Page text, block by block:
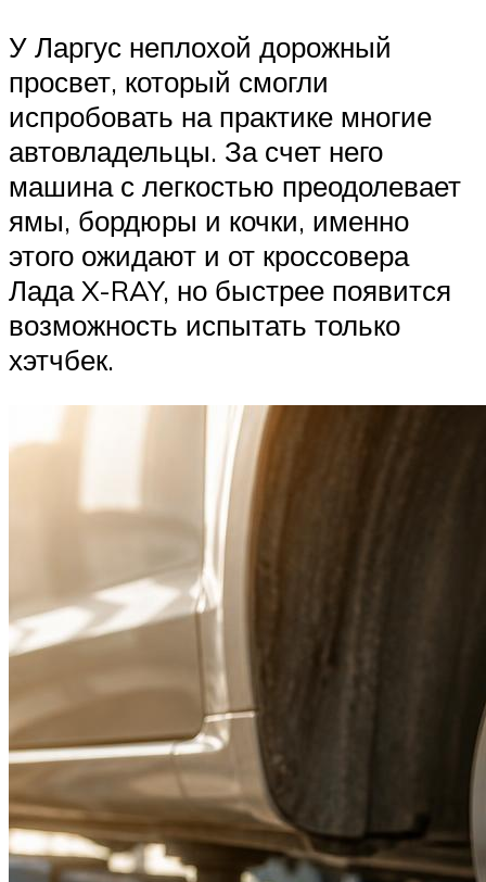
У Ларгус неплохой дорожный
просвет, который смогли
испробовать на практике многие
автовладельцы. За счет него
машина с легкостью преодолевает
ямы, бордюры и кочки, именно
этого ожидают и от кроссовера
Лада X-RAY, но быстрее появится
возможность испытать только
хэтчбек.